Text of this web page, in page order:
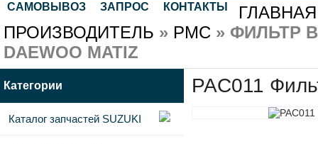
САМОВЫВОЗ ЗАПРОС КОНТАКТЫ ГЛАВНАЯ
ПРОИЗВОДИТЕЛЬ » PMC » ФИЛЬТР
DAEWOO MATIZ
PAC011
Категории
Каталог запчастей SUZUKI